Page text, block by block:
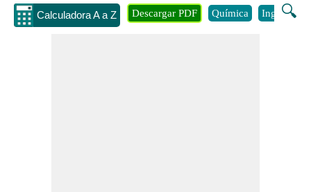
Calculadora A a Z 🔍
Descargar PDF Química Ingenieria